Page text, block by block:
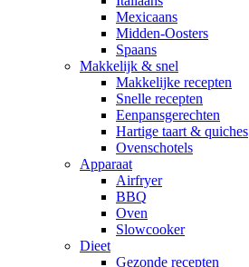
Mexicaans
Midden-Oosters
Spaans
Makkelijk & snel
Makkelijke recepten
Snelle recepten
Eenpansgerechten
Hartige taart & quiches
Ovenschotels
Apparaat
Airfryer
BBQ
Oven
Slowcooker
Dieet
Gezonde recepten